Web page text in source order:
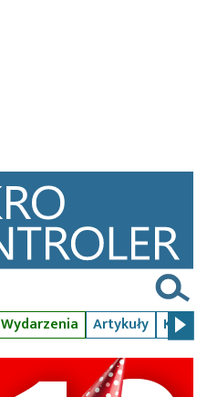
Wydarzenia Artykuły Kursy